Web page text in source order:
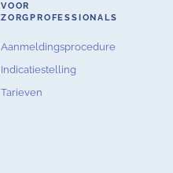
VOOR
ZORGPROFESSIONALS
Aanmeldingsprocedure
Indicatiestelling
Tarieven